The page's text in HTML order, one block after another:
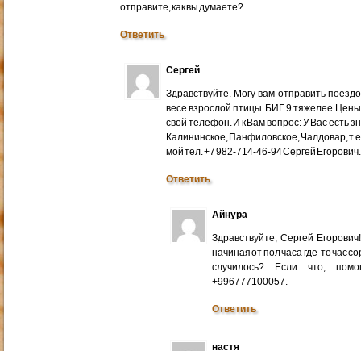
отправите, как вы думаете?
Ответить
Сергей
Здравствуйте. Могу вам отправить
весе взрослой птицы. БИГ 9
свой телефон. И к Вам вопрос: У Вас есть
Калининское, Панфиловское, Чалдовар,
мой тел. +7 982-714-46-94 Сергей Егорович.
Ответить
Айнура
Здравствуйте, Сергей
начиная от пол часа где-то час
случилось? Если что,
+996777100057.
Ответить
настя